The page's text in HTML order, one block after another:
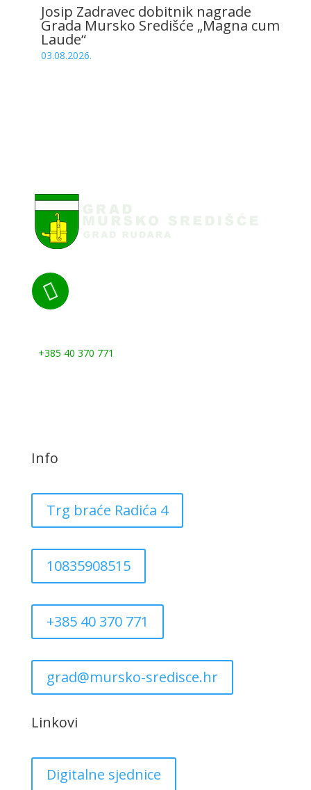
Josip Zadravec dobitnik nagrade
Grada Mursko Središće „Magna cum
Laude“
03.08.2026.

+385 40 370 771
Info
Trg braće Radića 4
10835908515
+385 40 370 771
grad@mursko-sredisce.hr
Linkovi
Digitalne sjednice